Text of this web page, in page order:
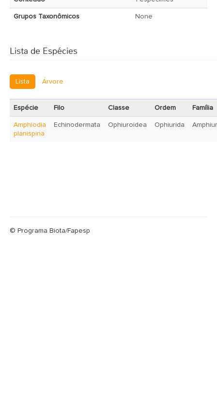
Grupos Taxonômicos None
Lista de Espécies
Lista Árvore
Espécie Filo Classe Ordem Família
Amphiodia
planispina
Echinodermata Ophiuroidea Ophiurida
© Programa Biota/Fapesp